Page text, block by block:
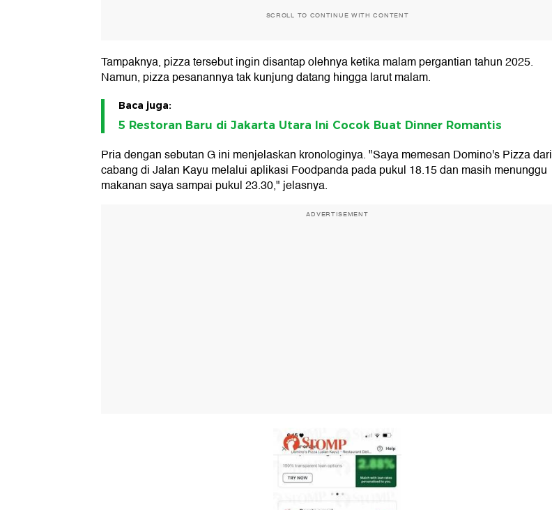
SCROLL TO CONTINUE WITH CONTENT
Tampaknya, pizza tersebut ingin disantap olehnya ketika malam pergantian tahun 2025.
Namun, pizza pesanannya tak kunjung datang hingga larut malam.
Baca juga:
5 Restoran Baru di Jakarta Utara Ini Cocok Buat Dinner Romantis
Pria dengan sebutan G ini menjelaskan kronologinya. "Saya memesan Domino's Pizza dari
cabang di Jalan Kayu melalui aplikasi Foodpanda pada pukul 18.15 dan masih menunggu
makanan saya sampai pukul 23.30," jelasnya.
ADVERTISEMENT